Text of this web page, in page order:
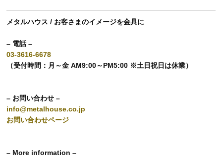
メタルハウス / お客さまのイメージを金具に
– 電話 –
03-3616-6678
（受付時間：月～金 AM9:00～PM5:00 ※土日祝日は休業）
– お問い合わせ –
info@metalhouse.co.jp
お問い合わせページ
– More information –